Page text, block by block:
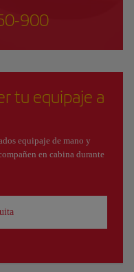
900
tu equipaje a
equipaje de mano y
en cabina durante